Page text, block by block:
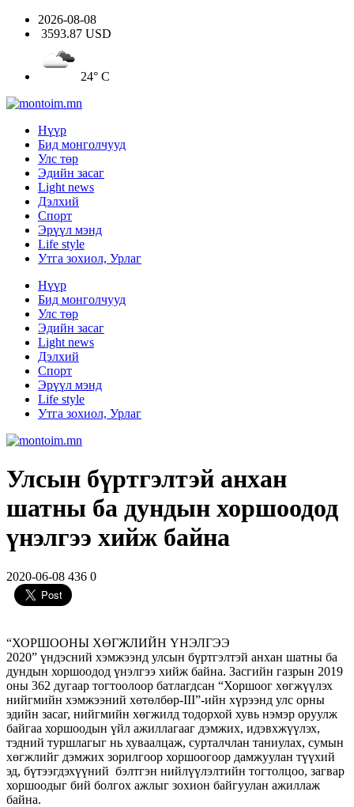
2026-08-08
3593.87 USD
24° C
Нүүр
Бид монголчууд
Улс төр
Эдийн засаг
Light news
Дэлхий
Спорт
Эрүүл мэнд
Life style
Утга зохиол, Урлаг
Нүүр
Бид монголчууд
Улс төр
Эдийн засаг
Light news
Дэлхий
Спорт
Эрүүл мэнд
Life style
Утга зохиол, Урлаг
Улсын бүртгэлтэй анхан
шатны ба дундын хоршоодод
үнэлгээ хийж байна
2020-06-08 436 0
“ХОРШООНЫ ХӨГЖЛИЙН ҮНЭЛГЭЭ
2020” үндэсний хэмжээнд улсын бүртгэлтэй анхан шатны ба
дундын хоршоодод үнэлгээ хийж байна. Засгийн газрын 2019
оны 362 дугаар тогтоолоор батлагдсан “Хоршоог хөгжүүлэх
нийгмийн хэмжээний хөтөлбөр-III”-ийн хүрээнд улс орны
эдийн засаг, нийгмийн хөгжилд тодорхой хувь нэмэр оруулж
байгаа хоршоодын үйл ажиллагааг дэмжих, идэвхжүүлэх,
тэдний туршлагыг нь хуваалцаж, сурталчлан таниулах, сумын
хөгжлийг дэмжих зорилгоор хоршоогоор дамжуулан түүхий
эд, бүтээгдэхүүний бэлтгэн нийлүүлэлтийн тогтолцоо, загвар
хоршоодыг бий болгох ажлыг зохион байгуулан ажиллаж
байна.